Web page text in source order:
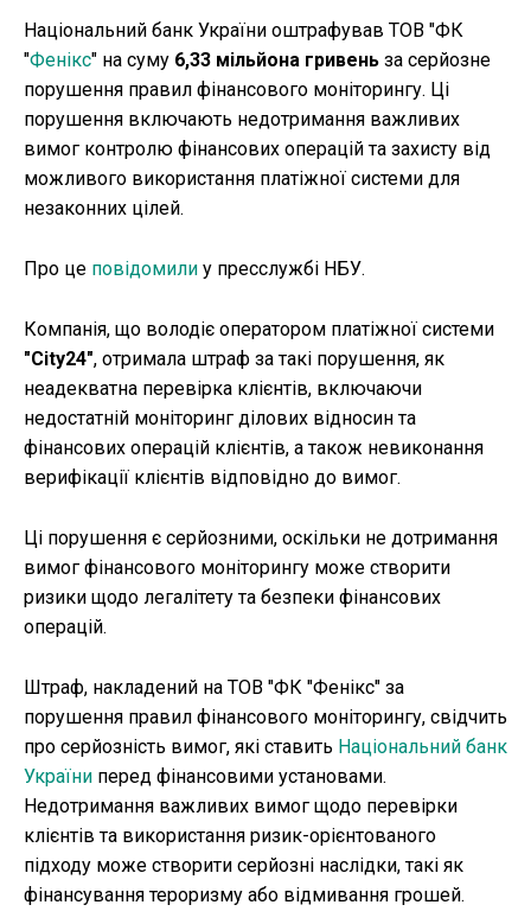
Національний банк України оштрафував ТОВ "ФК
"Фенікс" на суму 6,33 мільйона гривень за серйозне
порушення правил фінансового моніторингу. Ці
порушення включають недотримання важливих
вимог контролю фінансових операцій та захисту від
можливого використання платіжної системи для
незаконних цілей.
Про це повідомили у пресслужбі НБУ.
Компанія, що володіє оператором платіжної системи
"City24", отримала штраф за такі порушення, як
неадекватна перевірка клієнтів, включаючи
недостатній моніторинг ділових відносин та
фінансових операцій клієнтів, а також невиконання
верифікації клієнтів відповідно до вимог.
Ці порушення є серйозними, оскільки не дотримання
вимог фінансового моніторингу може створити
ризики щодо легалітету та безпеки фінансових
операцій.
Штраф, накладений на ТОВ "ФК "Фенікс" за
порушення правил фінансового моніторингу, свідчить
про серйозність вимог, які ставить Національний банк
України перед фінансовими установами.
Недотримання важливих вимог щодо перевірки
клієнтів та використання ризик-орієнтованого
підходу може створити серйозні наслідки, такі як
фінансування тероризму або відмивання грошей.